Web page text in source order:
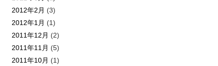
2012年2月 (3)
2012年1月 (1)
2011年12月 (2)
2011年11月 (5)
2011年10月 (1)